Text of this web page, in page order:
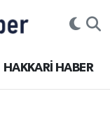
HAKKARİ HABER